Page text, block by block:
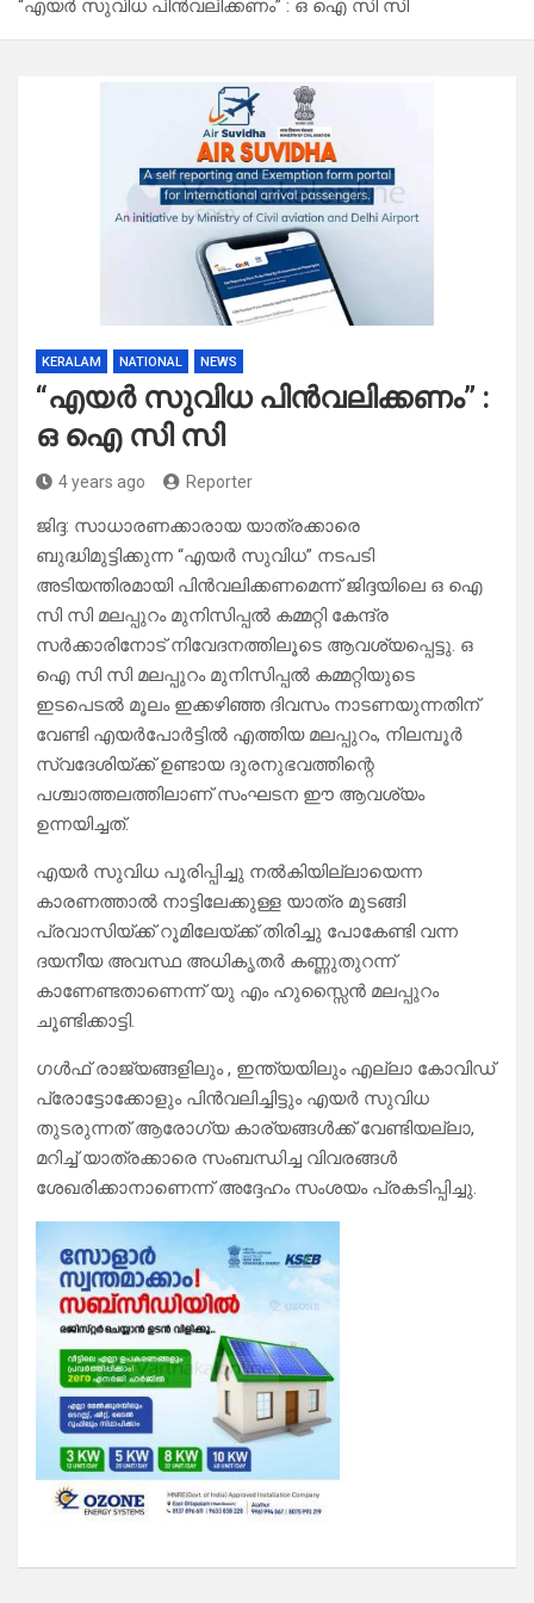
“എയർ സുവിധ പിൻവലിക്കണം” : ഒ ഐ സി സി
KERALAM NATIONAL NEWS
“എയർ സുവിധ പിൻവലിക്കണം” :
ഒ ഐ സി സി
4 years ago Reporter
ജിദ്ദ: സാധാരണക്കാരായ യാത്രക്കാരെ
ബുദ്ധിമുട്ടിക്കുന്ന “എയർ സുവിധ” നടപടി
അടിയന്തിരമായി പിൻവലിക്കണമെന്ന് ജിദ്ദയിലെ ഒ ഐ
സി സി മലപ്പുറം മുനിസിപ്പൽ കമ്മറ്റി കേന്ദ്ര
സർക്കാരിനോട് നിവേദനത്തിലൂടെ ആവശ്യപ്പെട്ടു. ഒ
ഐ സി സി മലപ്പുറം മുനിസിപ്പൽ കമ്മറ്റിയുടെ
ഇടപെടൽ മൂലം ഇക്കഴിഞ്ഞ ദിവസം നാടണയുന്നതിന്
വേണ്ടി എയർപോർട്ടിൽ എത്തിയ മലപ്പുറം, നിലമ്പൂർ
സ്വദേശിയ്ക്ക് ഉണ്ടായ ദുരനുഭവത്തിന്റെ
പശ്ചാത്തലത്തിലാണ് സംഘടന ഈ ആവശ്യം
ഉന്നയിച്ചത്.
എയർ സുവിധ പൂരിപ്പിച്ചു നൽകിയില്ലായെന്ന
കാരണത്താൽ നാട്ടിലേക്കുള്ള യാത്ര മുടങ്ങി
പ്രവാസിയ്ക്ക് റൂമിലേയ്ക്ക് തിരിച്ചു പോകേണ്ടി വന്ന
ദയനീയ അവസ്ഥ അധികൃതർ കണ്ണുതുറന്ന്
കാണേണ്ടതാണെന്ന് യു എം ഹുസ്സൈൻ മലപ്പുറം
ചൂണ്ടിക്കാട്ടി.
ഗൾഫ് രാജ്യങ്ങളിലും , ഇന്ത്യയിലും എല്ലാ കോവിഡ്
പ്രോട്ടോക്കോളും പിൻവലിച്ചിട്ടും എയർ സുവിധ
തുടരുന്നത് ആരോഗ്യ കാര്യങ്ങൾക്ക് വേണ്ടിയല്ലാ,
മറിച്ച് യാത്രക്കാരെ സംബന്ധിച്ച വിവരങ്ങൾ
ശേഖരിക്കാനാണെന്ന് അദ്ദേഹം സംശയം പ്രകടിപ്പിച്ചു.